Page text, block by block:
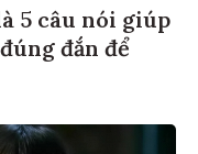
5 câu nói giúp
đắn để